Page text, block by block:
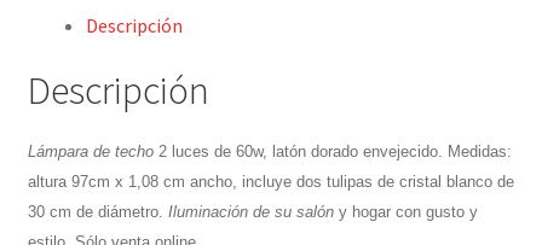
Descripción
Descripción
Lámpara de techo 2 luces de 60w, latón dorado envejecido. Medidas:
altura 97cm x 1,08 cm ancho, incluye dos tulipas de cristal blanco de
30 cm de diámetro. Iluminación de su salón y hogar con gusto y